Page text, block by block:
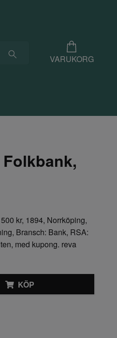
VARUKORG
kr, 1894, Norrköping,
Bransch: Bank, RSA:
med kupong. reva
KÖP